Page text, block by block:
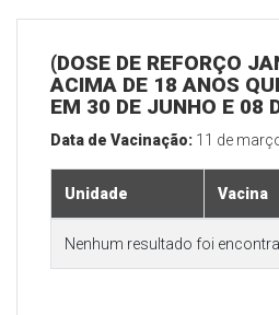
(DOSE DE REFORÇO
ACIMA DE 18 ANOS
EM 30 DE JUNHO E 08
Data de Vacinação: 11 de
Unidade Vacina
Nenhum resultado foi